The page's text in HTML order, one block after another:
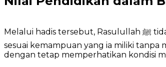
Melalui hadis tersebut, Rasulullah ﷺ tidak hanya menetapkan hukum, tetapi juga menanamkan nilai pendidikan dan kasih sayang. Beliau membimbing sahabat
sesuai kemampuan yang ia miliki
dengan tetap memperhatikan kondisi